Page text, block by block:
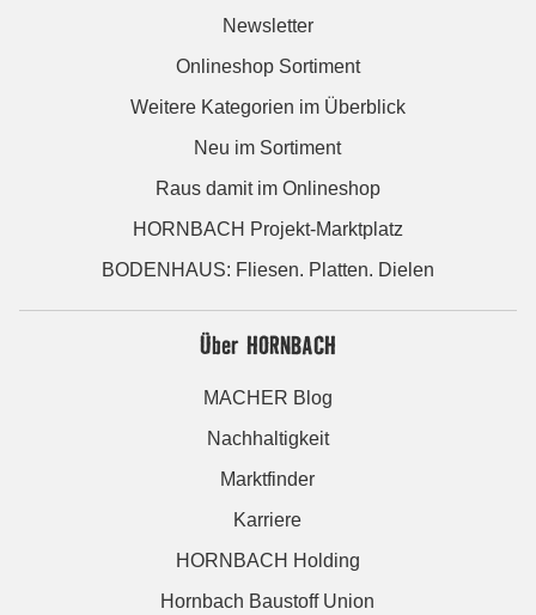
Newsletter
Onlineshop Sortiment
Weitere Kategorien im Überblick
Neu im Sortiment
Raus damit im Onlineshop
HORNBACH Projekt-Marktplatz
BODENHAUS: Fliesen. Platten. Dielen
Über HORNBACH
MACHER Blog
Nachhaltigkeit
Marktfinder
Karriere
HORNBACH Holding
Hornbach Baustoff Union